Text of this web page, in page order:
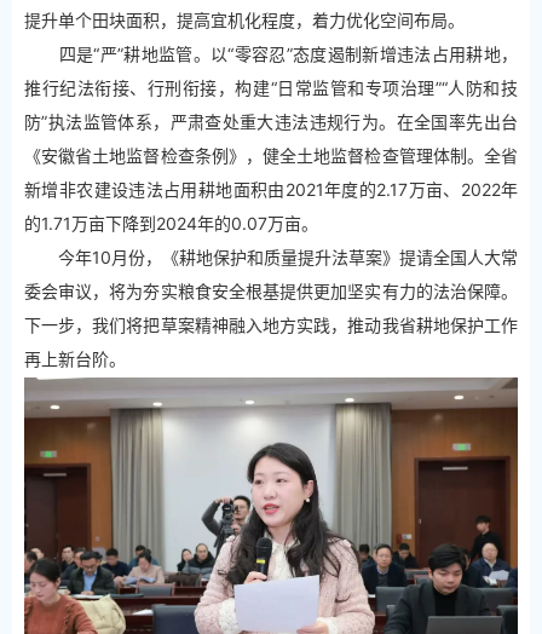
提升单个田块面积，提高宜机化程度，着力优化空间布局。
四是“严”耕地监管。以“零容忍”态度遏制新增违法占用耕地，
推行纪法衔接、行刑衔接，构建“日常监管和专项治理”“人防和技
防”执法监管体系，严肃查处重大违法违规行为。在全国率先出台
《安徽省土地监督检查条例》，健全土地监督检查管理体制。全省
新增非农建设违法占用耕地面积由2021年度的2.17万亩、2022年
的1.71万亩下降到2024年的0.07万亩。
今年10月份，《耕地保护和质量提升法草案》提请全国人大常
委会审议，将为夯实粮食安全根基提供更加坚实有力的法治保障。
下一步，我们将把草案精神融入地方实践，推动我省耕地保护工作
再上新台阶。